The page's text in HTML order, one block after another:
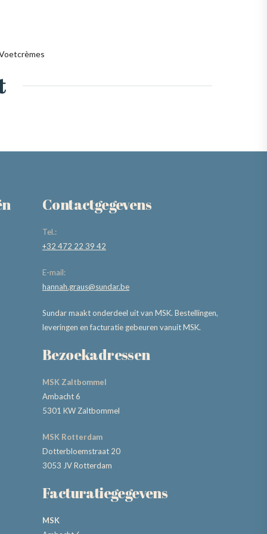
Contactgegevens
Tel.:
+32 472 22 39 42
E-mail:
hannah.graus@sundar.be
Sundar maakt onderdeel uit van MSK. Bestellingen,
leveringen en facturatie gebeuren vanuit MSK.
Bezoekadressen
MSK Zaltbommel
Ambacht 6
5301 KW Zaltbommel
MSK Rotterdam
Dotterbloemstraat 20
3053 JV Rotterdam
Facturatiegegevens
MSK